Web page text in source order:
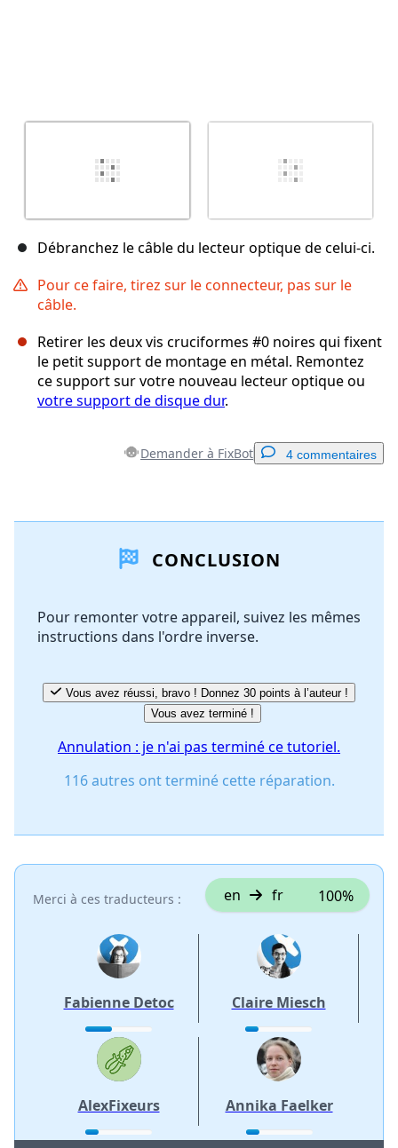
Débranchez le câble du lecteur optique de celui-ci.
Pour ce faire, tirez sur le connecteur, pas sur le
câble.
Retirer les deux vis cruciformes #0 noires qui fixent
le petit support de montage en métal. Remontez
ce support sur votre nouveau lecteur optique ou
votre support de disque dur.
Demander à FixBot 4 commentaires
Ajouter un commentaire
Annuler Publier un commentaire
CONCLUSION
Pour remonter votre appareil, suivez les mêmes
instructions dans l'ordre inverse.
Vous avez réussi, bravo ! Donnez 30 points à l’auteur !
Vous avez terminé !
Annulation : je n'ai pas terminé ce tutoriel.
116 autres ont terminé cette réparation.
Merci à ces traducteurs : en fr 100%
Fabienne Detoc Claire Miesch
AlexFixeurs Annika Faelker